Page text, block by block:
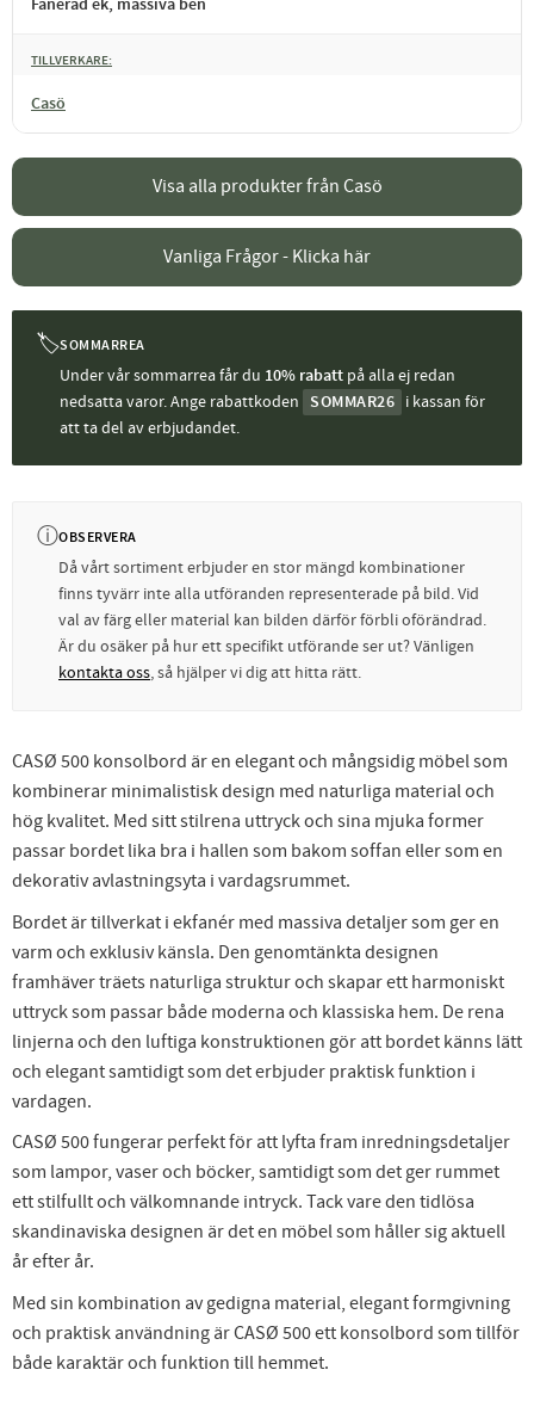
Fanerad ek, massiva ben
TILLVERKARE
Casö
Visa alla produkter från Casö
Vanliga Frågor - Klicka här
🏷SOMMARREA
Under vår sommarrea får du 10% rabatt på alla ej redan
nedsatta varor. Ange rabattkoden
SOMMAR26 i kassan för
att ta del av erbjudandet.
ⓘOBSERVERA
Då vårt sortiment erbjuder en stor mängd kombinationer
finns tyvärr inte alla utföranden representerade på bild. Vid
val av färg eller material kan bilden därför förbli oförändrad.
Är du osäker på hur ett specifikt utförande ser ut? Vänligen
kontakta oss, så hjälper vi dig att hitta rätt.
CASØ 500 konsolbord är en elegant och mångsidig möbel som
kombinerar minimalistisk design med naturliga material och
hög kvalitet. Med sitt stilrena uttryck och sina mjuka former
passar bordet lika bra i hallen som bakom soffan eller som en
dekorativ avlastningsyta i vardagsrummet.
Bordet är tillverkat i ekfanér med massiva detaljer som ger en
varm och exklusiv känsla. Den genomtänkta designen
framhäver träets naturliga struktur och skapar ett harmoniskt
uttryck som passar både moderna och klassiska hem. De rena
linjerna och den luftiga konstruktionen gör att bordet känns lätt
och elegant samtidigt som det erbjuder praktisk funktion i
vardagen.
CASØ 500 fungerar perfekt för att lyfta fram inredningsdetaljer
som lampor, vaser och böcker, samtidigt som det ger rummet
ett stilfullt och välkomnande intryck. Tack vare den tidlösa
skandinaviska designen är det en möbel som håller sig aktuell
år efter år.
Med sin kombination av gedigna material, elegant formgivning
och praktisk användning är CASØ 500 ett konsolbord som tillför
både karaktär och funktion till hemmet.